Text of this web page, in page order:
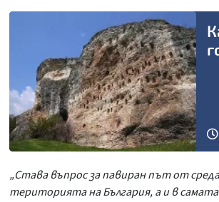
„Става въпрос за павиран път от
територията на България, а и в